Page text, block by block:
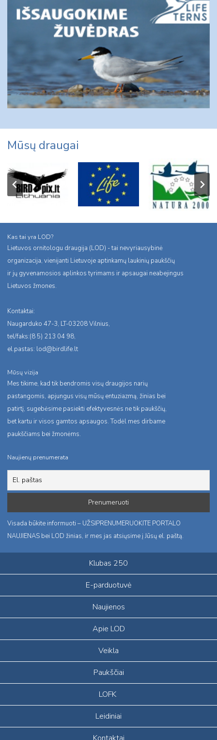
Mūsų draugai
Kas tai yra LOD?
Lietuvos ornitologu draugija (LOD) - tai nevyriausybinė
organizacija, vienijanti Lietuvoje aptinkamų laukinių paukščių
ir jų gyvenamosios aplinkos tyrimams ir apsaugai neabejingus
Lietuvos žmones.
Kontaktai:
Naugarduko 47-3, LT-03208 Vilnius,
tel/faks:(8 5) 213 04 98,
el.pastas: lod@birdlife.lt
Mūsų vizija
Mes tikime, kad tik bendromis visų draugijos narių
pastangomis, apjungus visų mūsų entuziazmą, žinias bei
patirtį, sugebėsime pasiekti efektyvesnės ne tik paukščių,
bet kartu ir visos gamtos apsaugos. Todėl mes dirbame
paukščiams bei žmonėms.
Naujienų prenumerata
Visada būkite informuoti – UŽSIPRENUMERUOKITE PORTALO
NAUJIENAS bei LOD žinias, ir mes jas atsiųsime į Jūsų el. paštą.
Klubas 250
E-parduotuvė
Naujienos
Apie LOD
Veikla
Paukščiai
LOFK
Leidiniai